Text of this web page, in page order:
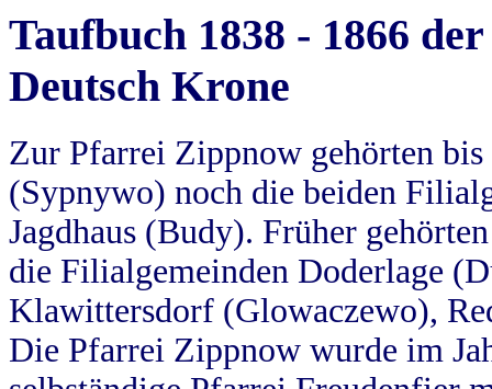
Taufbuch 1838 - 1866
Deutsch Krone
Zur Pfarrei Zippnow gehörten
(Sypnywo) noch die beiden
Jagdhaus (Budy). Früher
die Filialgemeinden Doderlage
Klawittersdorf (Glowaczewo),
Die Pfarrei Zippnow wurde im